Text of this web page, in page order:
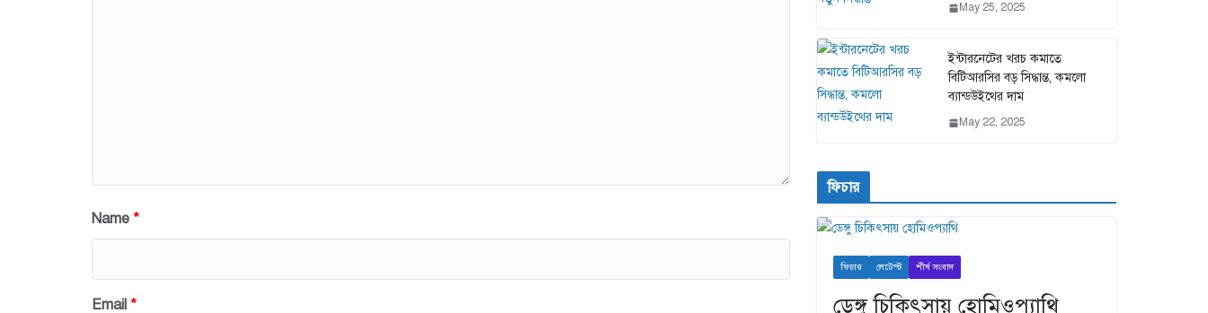
Name *
Email *
May 25, 2025
ইন্টারনেটের খরচ কমাতে
বিটিআরসির বড় সিদ্ধান্ত, কমলো
ব্যান্ডউইথের দাম
May 22, 2025
ফিচার
ফিচার লেটেস্ট শীর্ষ সংবাদ
ডেঙ্গু চিকিৎসায় হোমিওপ্যাথি